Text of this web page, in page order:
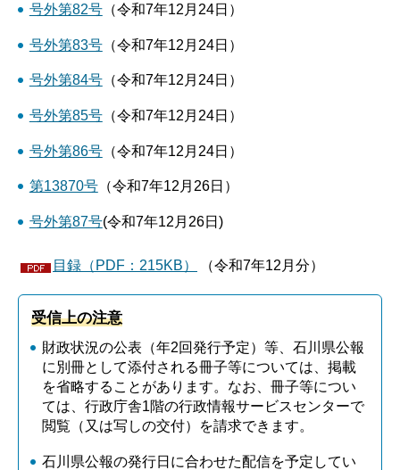
号外第82号（令和7年12月24日）
号外第83号（令和7年12月24日）
号外第84号（令和7年12月24日）
号外第85号（令和7年12月24日）
号外第86号（令和7年12月24日）
第13870号（令和7年12月26日）
号外第87号(令和7年12月26日)
目録（PDF：215KB） （令和7年12月分）
受信上の注意
財政状況の公表（年2回発行予定）等、石川県公報
に別冊として添付される冊子等については、掲載
を省略することがあります。なお、冊子等につい
ては、行政庁舎1階の行政情報サービスセンターで
閲覧（又は写しの交付）を請求できます。
石川県公報の発行日に合わせた配信を予定してい